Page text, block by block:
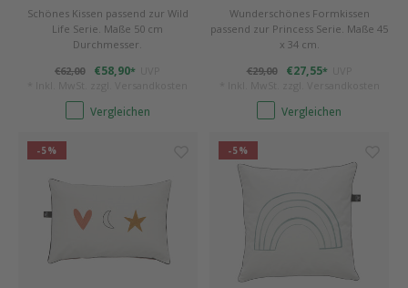
Schönes Kissen passend zur Wild
Life Serie. Maße 50 cm
Durchmesser.
€62,00
€58,90*
Vergleichen
Wunderschönes Formkissen
passend zur Princess Serie. Maße 45
x 34 cm.
€29,00
€27,55*
Vergleichen
-5% -5%